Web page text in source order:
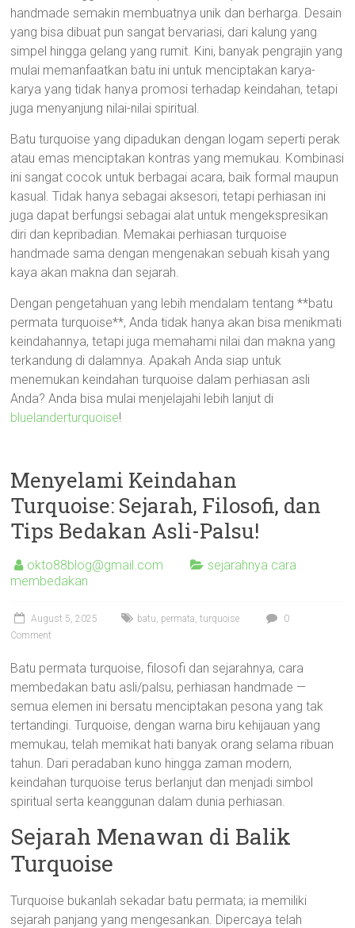
handmade semakin membuatnya unik dan berharga. Desain
yang bisa dibuat pun sangat bervariasi, dari kalung yang
simpel hingga gelang yang rumit. Kini, banyak pengrajin yang
mulai memanfaatkan batu ini untuk menciptakan karya-
karya yang tidak hanya promosi terhadap keindahan, tetapi
juga menyanjung nilai-nilai spiritual.
Batu turquoise yang dipadukan dengan logam seperti perak
atau emas menciptakan kontras yang memukau. Kombinasi
ini sangat cocok untuk berbagai acara, baik formal maupun
kasual. Tidak hanya sebagai aksesori, tetapi perhiasan ini
juga dapat berfungsi sebagai alat untuk mengekspresikan
diri dan kepribadian. Memakai perhiasan turquoise
handmade sama dengan mengenakan sebuah kisah yang
kaya akan makna dan sejarah.
Dengan pengetahuan yang lebih mendalam tentang **batu
permata turquoise**, Anda tidak hanya akan bisa menikmati
keindahannya, tetapi juga memahami nilai dan makna yang
terkandung di dalamnya. Apakah Anda siap untuk
menemukan keindahan turquoise dalam perhiasan asli
Anda? Anda bisa mulai menjelajahi lebih lanjut di
bluelanderturquoise!
Menyelami Keindahan
Turquoise: Sejarah, Filosofi, dan
Tips Bedakan Asli-Palsu!
okto88blog@gmail.com
sejarahnya cara
membedakan
August 5, 2025 batu, permata,turquoise
0
Comment
Batu permata turquoise, filosofi dan sejarahnya, cara
membedakan batu asli/palsu, perhiasan handmade —
semua elemen ini bersatu menciptakan pesona yang tak
tertandingi. Turquoise, dengan warna biru kehijauan yang
memukau, telah memikat hati banyak orang selama ribuan
tahun. Dari peradaban kuno hingga zaman modern,
keindahan turquoise terus berlanjut dan menjadi simbol
spiritual serta keanggunan dalam dunia perhiasan.
Sejarah Menawan di Balik
Turquoise
Turquoise bukanlah sekadar batu permata; ia memiliki
sejarah panjang yang mengesankan. Dipercaya telah